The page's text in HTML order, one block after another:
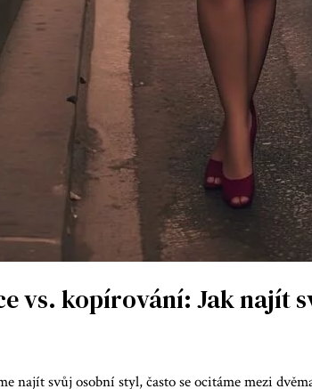
vs. kopírování: Jak najít
najít svůj osobní styl, často se ocitáme mezi